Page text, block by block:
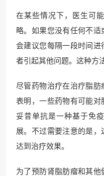
在某些情况下，医生可
略。如果您没有任何不
会建议您每隔一段时间
者引起其他问题。这种方
尽管药物治疗在治疗脂肪
表明，一些药物有可能对
妥昔单抗是一种基于免
展。不过需要注意的是
达到治疗效果。
为了预防肾脂肪瘤和其